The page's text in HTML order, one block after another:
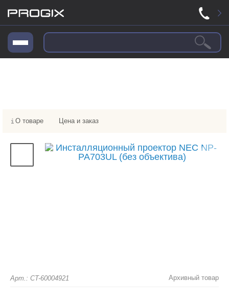
О товаре Цена и заказ
Арт.: CT-60004921 Архивный товар